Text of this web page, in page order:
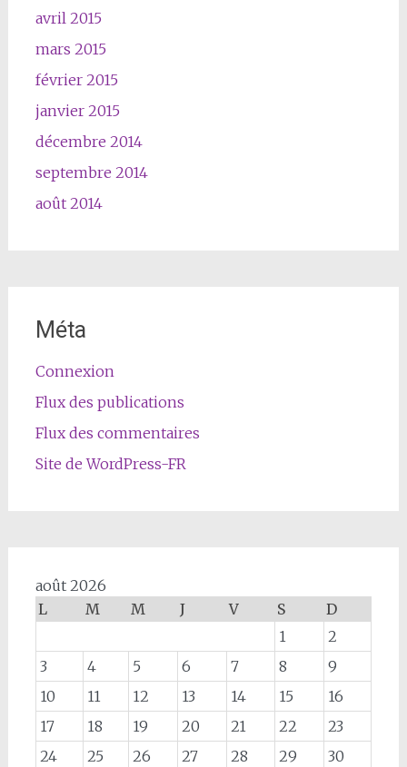
avril 2015
mars 2015
février 2015
janvier 2015
décembre 2014
septembre 2014
août 2014
Méta
Connexion
Flux des publications
Flux des commentaires
Site de WordPress-FR
août 2026
L
M M J V S
D
1
2
3
4 5 6 7 8
9
10
11 12 13 14 15
16
17
18 19 20 21 22
23
24
25 26 27 28 29 30